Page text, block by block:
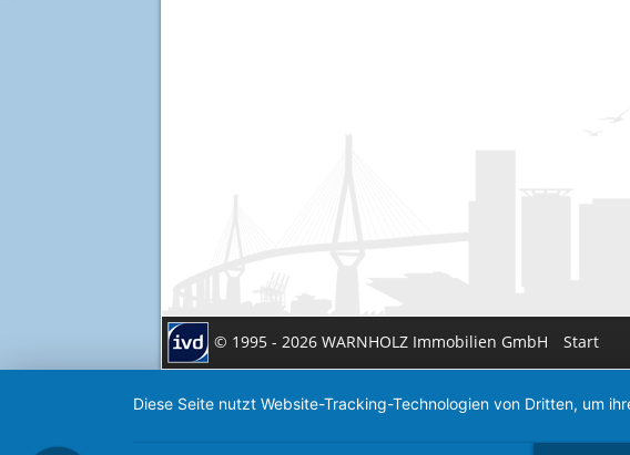
© 1995 - 2026 WARNHOLZ Immobilien GmbH Start
Diese Seite nutzt Website-Tracking-Technologien von Dritten, um